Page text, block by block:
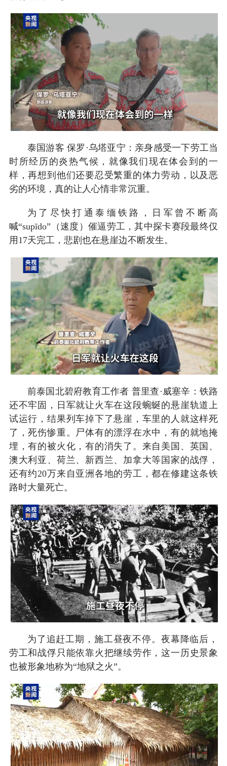
泰国游客 保罗·乌塔亚宁：亲身感受一下劳工当
时所经历的炎热气候，就像我们现在体会到的一
样，再想到他们还要忍受繁重的体力劳动，以及恶
劣的环境，真的让人心情非常沉重。
为了尽快打通泰缅铁路，日军曾不断高
喊“supīdo”（速度）催逼劳工，其中探卡赛段最终仅
用17天完工，悲剧也在悬崖边不断发生。
前泰国北碧府教育工作者 普里查·威塞辛：铁路
还不牢固，日军就让火车在这段蜿蜒的悬崖轨道上
试运行，结果列车掉下了悬崖，车里的人就这样死
了，死伤惨重。尸体有的漂浮在水中，有的就地掩
埋，有的被火化，有的消失了。来自美国、英国、
澳大利亚、荷兰、新西兰、加拿大等国家的战俘，
还有约20万来自亚洲各地的劳工，都在修建这条铁
路时大量死亡。
为了追赶工期，施工昼夜不停。夜幕降临后，
劳工和战俘只能依靠火把继续劳作，这一历史景象
也被形象地称为“地狱之火”。